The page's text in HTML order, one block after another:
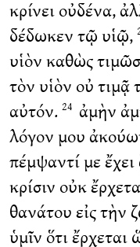
κρίνει οὐδένα,
δέδωκεν τῷ υἱῷ,
υἱὸν καθὼς
τὸν υἱὸν οὐ
αὐτόν. 24 ἀμὴν
λόγον μου
πέμψαντί με
κρίσιν οὐκ
θανάτου εἰς τὴν
ὑμῖν ὅτι ἔρχεται